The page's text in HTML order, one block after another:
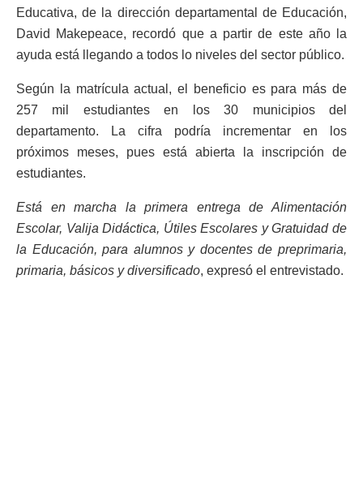
Educativa, de la dirección departamental de Educación,
David Makepeace, recordó que a partir de este año la
ayuda está llegando a todos lo niveles del sector público.
Según la matrícula actual, el beneficio es para más de
257 mil estudiantes en los 30 municipios del
departamento. La cifra podría incrementar en los
próximos meses, pues está abierta la inscripción de
estudiantes.
Está en marcha la primera entrega de Alimentación
Escolar, Valija Didáctica, Útiles Escolares y Gratuidad de
la Educación, para alumnos y docentes de preprimaria,
primaria, básicos y diversificado, expresó el entrevistado.